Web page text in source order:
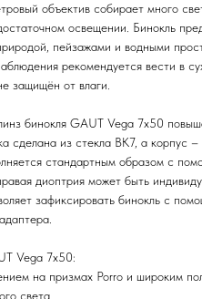
объектив собирает много
освещении. Бинокль
пейзажами и водными
рекомендуется вести в
защищён от влаги.
бинокля GAUT Vega 7x50
сделана из стекла BK7, а корпус –
стандартным образом с
диоптрия может быть
зафиксировать бинокль с
Vega 7x50:
на призмах Porro и широким
света